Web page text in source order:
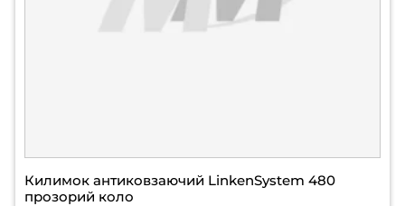
Килимок антиковзаючий LinkenSystem 480
прозорий коло